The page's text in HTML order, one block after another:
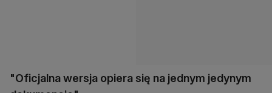
"Oficjalna wersja opiera się na jednym jedynym